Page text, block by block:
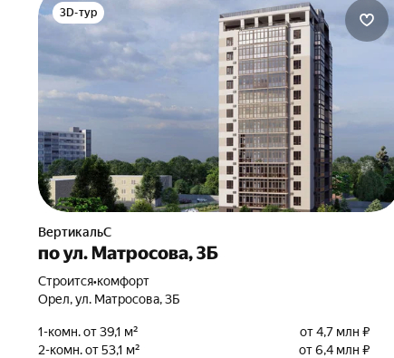
3D-тур
ВертикальС
по ул. Матросова, 3Б
Строится•комфорт
Орел, ул. Матросова, 3Б
1-комн. от 39,1 м²
от 4,7 млн ₽
2-комн. от 53,1 м²
от 6,4 млн ₽